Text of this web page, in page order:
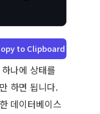
to Clipboard
나에 상태를
하면 됩니다.
데이터베이스